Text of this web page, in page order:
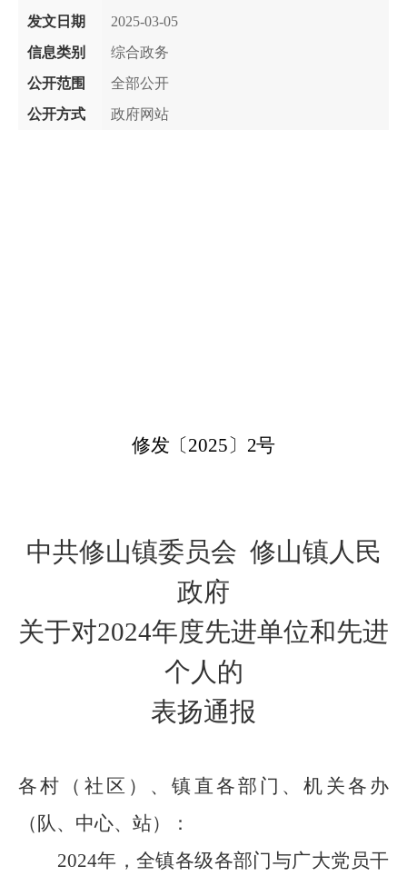
发文日期
2025-03-05
信息类别
综合政务
公开范围
全部公开
公开方式
政府网站
修发〔2025〕 2号
中共修山镇委员会 修山镇人民
政府
关于对2024年度先进单位和先进
个人 的
表扬通报
各村（社区）、镇直各部门 、机关各办
（队、中心、站）
：
2024年，全镇各级各部门与广大党员干